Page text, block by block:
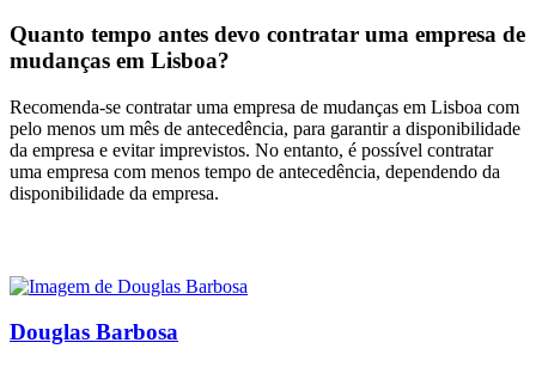
Quanto tempo antes devo contratar uma empresa de
mudanças em Lisboa?
Recomenda-se contratar uma empresa de mudanças em Lisboa com
pelo menos um mês de antecedência, para garantir a disponibilidade
da empresa e evitar imprevistos. No entanto, é possível contratar
uma empresa com menos tempo de antecedência, dependendo da
disponibilidade da empresa.
Douglas Barbosa